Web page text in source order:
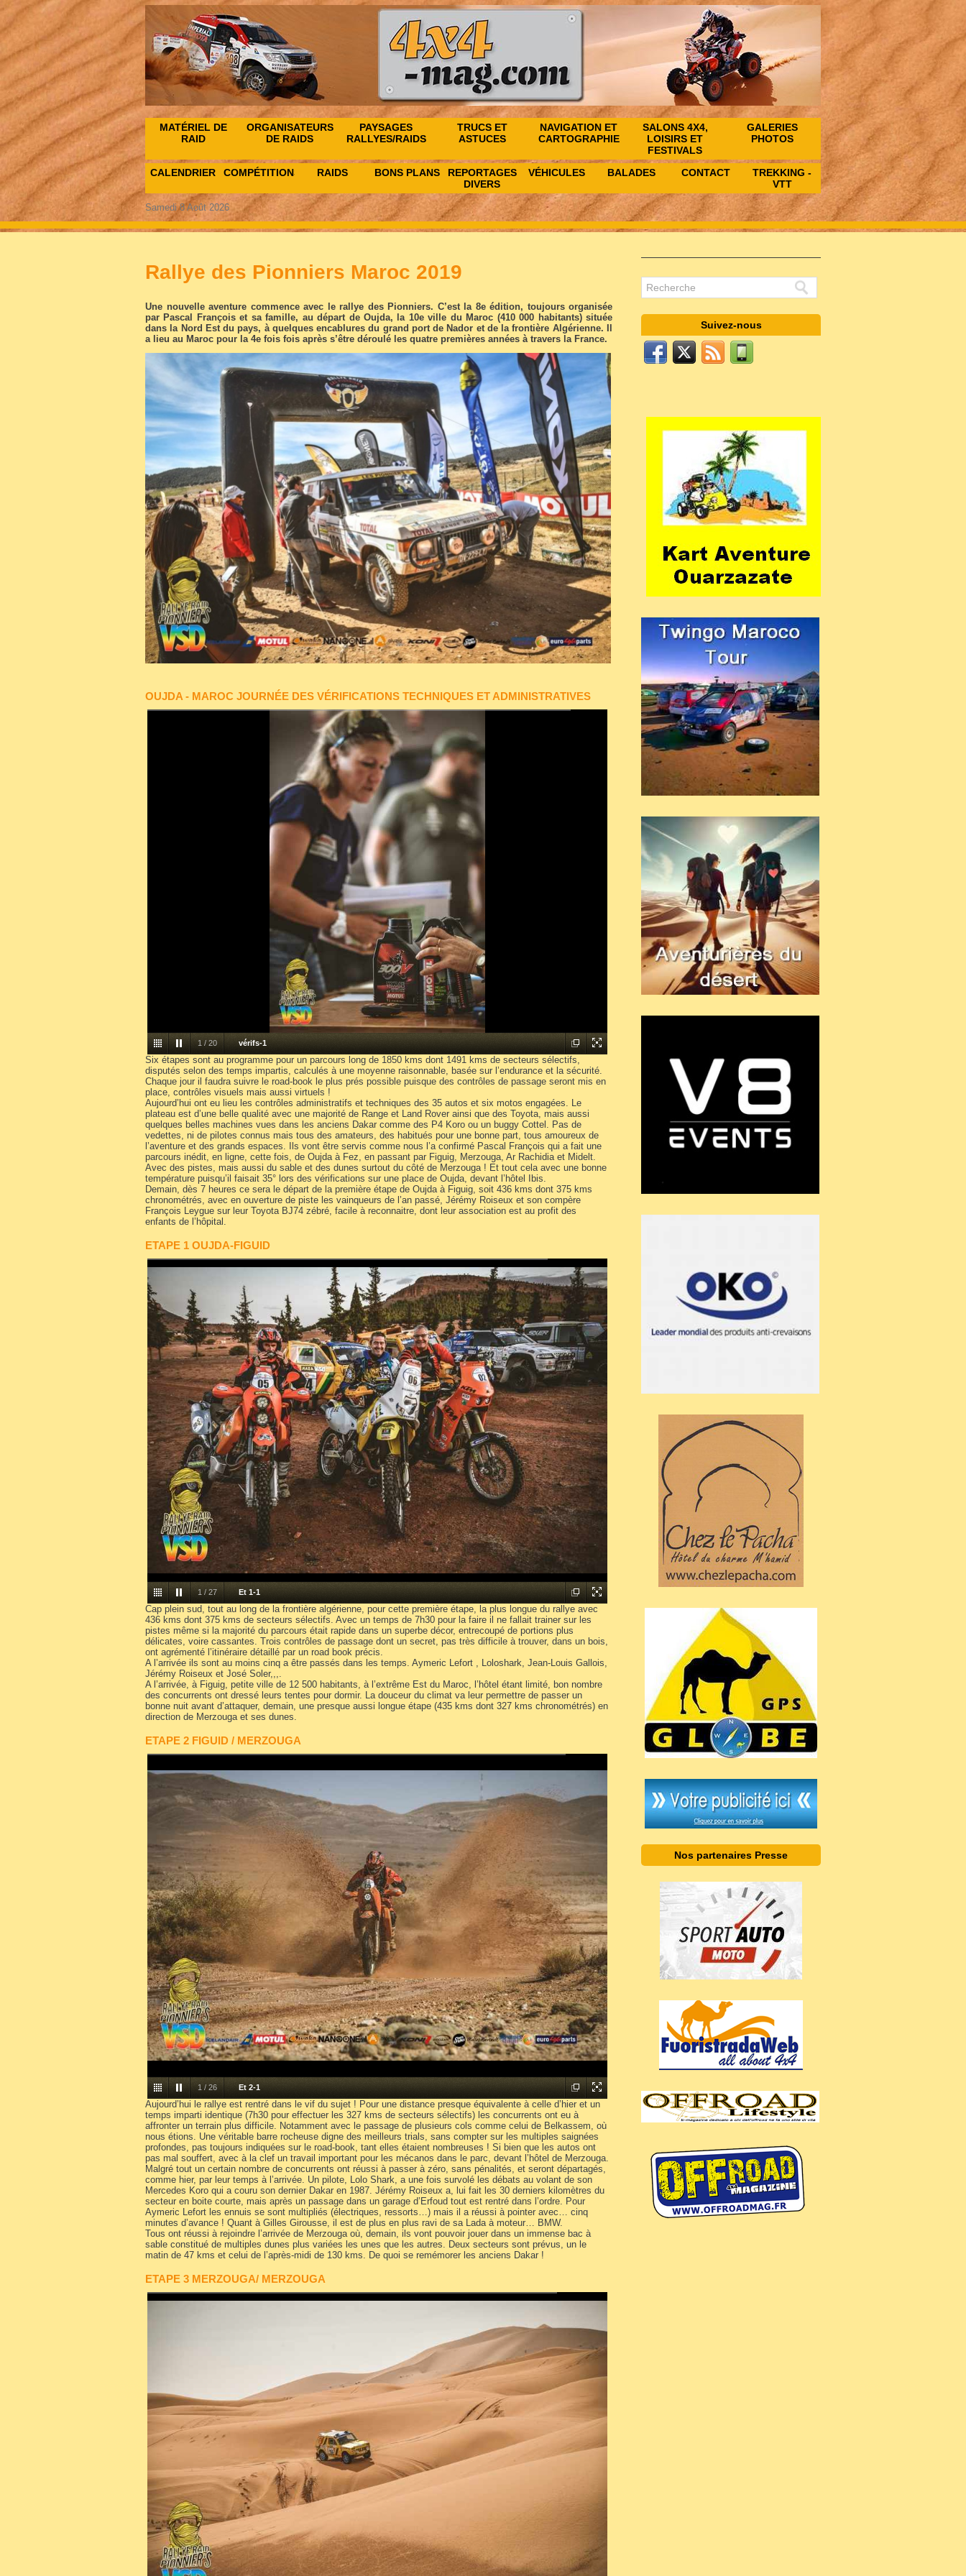
MATÉRIEL DE
RAID
ORGANISATEURS
DE RAIDS
PAYSAGES
RALLYES/RAIDS
TRUCS ET
ASTUCES
NAVIGATION ET
CARTOGRAPHIE
SALONS 4X4,
LOISIRS ET
FESTIVALS
GALERIES
PHOTOS
CALENDRIER COMPÉTITIONS RAIDS BONS PLANS
REPORTAGES
DIVERS
VÉHICULES BALADES CONTACT
TREKKING -
VTT
Samedi 8 Août 2026
Rallye des Pionniers Maroc 2019
Une nouvelle aventure commence avec le rallye des Pionniers. C’est la 8e édition, toujours organisée
par Pascal François et sa famille, au départ de Oujda, la 10e ville du Maroc (410 000 habitants) située
dans la Nord Est du pays, à quelques encablures du grand port de Nador et de la frontière Algérienne. Il
a lieu au Maroc pour la 4e fois fois après s’être déroulé les quatre premières années à travers la France.
OUJDA - MAROC JOURNÉE DES VÉRIFICATIONS TECHNIQUES ET ADMINISTRATIVES
1 / 20 vérifs-1
Six étapes sont au programme pour un parcours long de 1850 kms dont 1491 kms de secteurs sélectifs,
disputés selon des temps impartis, calculés à une moyenne raisonnable, basée sur l’endurance et la sécurité.
Chaque jour il faudra suivre le road-book le plus prés possible puisque des contrôles de passage seront mis en
place, contrôles visuels mais aussi virtuels !
Aujourd’hui ont eu lieu les contrôles administratifs et techniques des 35 autos et six motos engagées. Le
plateau est d’une belle qualité avec une majorité de Range et Land Rover ainsi que des Toyota, mais aussi
quelques belles machines vues dans les anciens Dakar comme des P4 Koro ou un buggy Cottel. Pas de
vedettes, ni de pilotes connus mais tous des amateurs, des habitués pour une bonne part, tous amoureux de
l’aventure et des grands espaces. Ils vont être servis comme nous l’a confirmé Pascal François qui a fait une
parcours inédit, en ligne, cette fois, de Oujda à Fez, en passant par Figuig, Merzouga, Ar Rachidia et Midelt.
Avec des pistes, mais aussi du sable et des dunes surtout du côté de Merzouga ! Et tout cela avec une bonne
température puisqu’il faisait 35° lors des vérifications sur une place de Oujda, devant l’hôtel Ibis.
Demain, dès 7 heures ce sera le départ de la première étape de Oujda à Figuig, soit 436 kms dont 375 kms
chronométrés, avec en ouverture de piste les vainqueurs de l’an passé, Jérémy Roiseux et son compère
François Leygue sur leur Toyota BJ74 zébré, facile à reconnaitre, dont leur association est au profit des
enfants de l’hôpital.
ETAPE 1 OUJDA-FIGUID
1 / 27 Et 1-1
Cap plein sud, tout au long de la frontière algérienne, pour cette première étape, la plus longue du rallye avec
436 kms dont 375 kms de secteurs sélectifs. Avec un temps de 7h30 pour la faire il ne fallait trainer sur les
pistes même si la majorité du parcours était rapide dans un superbe décor, entrecoupé de portions plus
délicates, voire cassantes. Trois contrôles de passage dont un secret, pas très difficile à trouver, dans un bois,
ont agrémenté l’itinéraire détaillé par un road book précis.
A l’arrivée ils sont au moins cinq a être passés dans les temps. Aymeric Lefort , Loloshark, Jean-Louis Gallois,
Jérémy Roiseux et José Soler,,,.
A l’arrivée, à Figuig, petite ville de 12 500 habitants, à l’extrême Est du Maroc, l’hôtel étant limité, bon nombre
des concurrents ont dressé leurs tentes pour dormir. La douceur du climat va leur permettre de passer un
bonne nuit avant d’attaquer, demain, une presque aussi longue étape (435 kms dont 327 kms chronométrés) en
direction de Merzouga et ses dunes.
​ETAPE 2 FIGUID / MERZOUGA
1 / 26 Et 2-1
Aujourd’hui le rallye est rentré dans le vif du sujet ! Pour une distance presque équivalente à celle d’hier et un
temps imparti identique (7h30 pour effectuer les 327 kms de secteurs sélectifs) les concurrents ont eu à
affronter un terrain plus difficile. Notamment avec le passage de plusieurs cols comme celui de Belkassem, où
nous étions. Une véritable barre rocheuse digne des meilleurs trials, sans compter sur les multiples saignées
profondes, pas toujours indiquées sur le road-book, tant elles étaient nombreuses ! Si bien que les autos ont
pas mal souffert, avec à la clef un travail important pour les mécanos dans le parc, devant l’hôtel de Merzouga.
Malgré tout un certain nombre de concurrents ont réussi à passer à zéro, sans pénalités, et seront départagés,
comme hier, par leur temps à l’arrivée. Un pilote, Lolo Shark, a une fois survolé les débats au volant de son
Mercedes Koro qui a couru son dernier Dakar en 1987. Jérémy Roiseux a, lui fait les 30 derniers kilomètres du
secteur en boite courte, mais après un passage dans un garage d’Erfoud tout est rentré dans l’ordre. Pour
Aymeric Lefort les ennuis se sont multipliés (électriques, ressorts…) mais il a réussi à pointer avec… cinq
minutes d’avance ! Quant à Gilles Girousse, il est de plus en plus ravi de sa Lada à moteur… BMW.
Tous ont réussi à rejoindre l’arrivée de Merzouga où, demain, ils vont pouvoir jouer dans un immense bac à
sable constitué de multiples dunes plus variées les unes que les autres. Deux secteurs sont prévus, un le
matin de 47 kms et celui de l’après-midi de 130 kms. De quoi se remémorer les anciens Dakar !
ETAPE 3 MERZOUGA/ MERZOUGA
Suivez-nous
Nos partenaires Presse